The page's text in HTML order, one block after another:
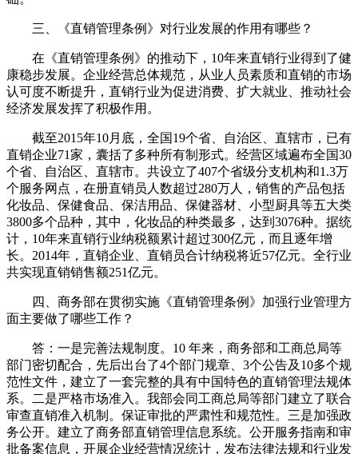
三、《直销管理条例》对行业发展的作用有哪些？
在《直销管理条例》的推动下，10年来直销行业得到了健
康稳步发展。企业经营总体规范，从业人员素质和直销的市场
认可度不断提升，直销行业为促进消费、扩大就业、推动社会
经济发展发挥了积极作用。
截至2015年10月底，全国19个省、自治区、直辖市，已有
直销企业71家，囊括了多种所有制形式。经营区域遍布全国30
个省、自治区、直辖市。共设立了407个省级分支机构和1.3万
个服务网点，在册直销员人数超过280万人，销售的产品包括
化妆品、保健食品、保洁用品、保健器材、小型厨具等五大类
3800多个品种，其中，化妆品的种类最多，达到3076种。据统
计，10年来直销行业纳税额累计超过300亿元，而且逐年增
长。2014年，直销企业、直销员合计纳税将近57亿元。全行业
共实现直销销售额251亿元。
四、商务部在贯彻实施《直销管理条例》加强行业管理方
面主要做了哪些工作？
答：一是完善法规制度。10 年来，商务部和工商总局等
部门密切配合，先后出台了4个部门规章、3个公告及10多个规
范性文件，建立了一套完整的具有中国特色的直销管理法规体
系。二是严格市场准入。我部会同工商总局等部门建立了联合
审查直销准入机制。保证审批的严肃性和规范性。三是加强政
务公开。建立了商务部直销管理信息系统。公开服务指南和审
批备案信息，开展企业经营情况统计，发布法律法规和行业发